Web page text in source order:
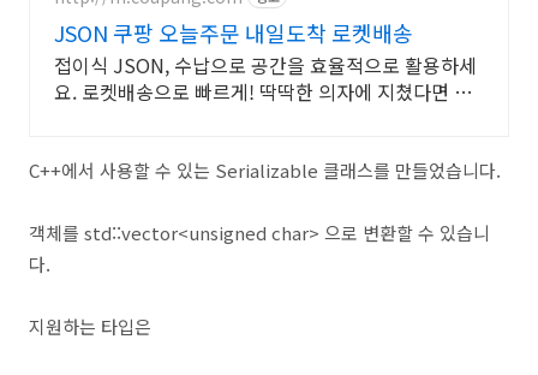
JSON 쿠팡 오늘주문 내일도착 로켓배송
접이식 JSON, 수납으로 공간을 효율적으로 활용하세
요. 로켓배송으로 빠르게! 딱딱한 의자에 지쳤다면 스
C++에서 사용할 수 있는 Serializable 클래스를 만들었습니다.
객체를 std::vector<unsigned char> 으로 변환할 수 있습니
다.
지원하는 타입은